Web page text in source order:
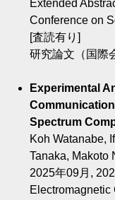
Extended
Conference on
[査読有り]
研究論文（国際
Experimental
Spectrum
Koh Watanabe,
Tanaka, Makoto
2025年09月,